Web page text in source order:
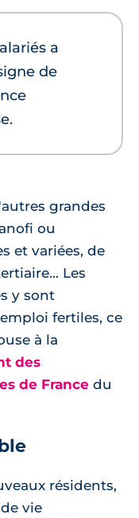
a
de
grandes
ou
et variées, de
Les
y sont
fertiles, ce
à la
des
de France du
résidents,
vie